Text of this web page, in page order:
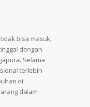
bisa masuk,
dengan
Selama
terlebih
di
dalam